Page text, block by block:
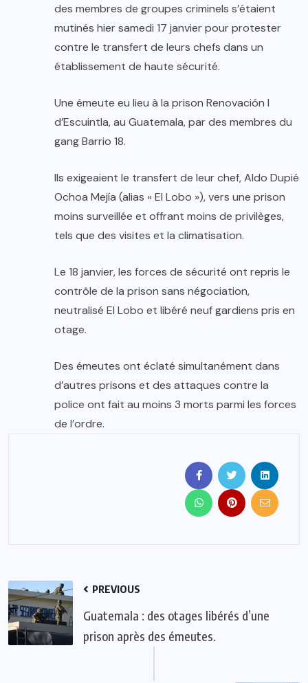
des membres de groupes criminels s’étaient
mutinés hier samedi 17 janvier pour protester
contre le transfert de leurs chefs dans un
établissement de haute sécurité.
Une émeute eu lieu à la prison Renovación I
d’Escuintla, au Guatemala, par des membres du
gang Barrio 18.
Ils exigeaient le transfert de leur chef, Aldo Dupié
Ochoa Mejía (alias « El Lobo »), vers une prison
moins surveillée et offrant moins de privilèges,
tels que des visites et la climatisation.
Le 18 janvier, les forces de sécurité ont repris le
contrôle de la prison sans négociation,
neutralisé El Lobo et libéré neuf gardiens pris en
otage.
Des émeutes ont éclaté simultanément dans
d’autres prisons et des attaques contre la
police ont fait au moins 3 morts parmi les forces
de l’ordre.
PREVIOUS
Guatemala : des otages libérés d’une
prison après des émeutes.